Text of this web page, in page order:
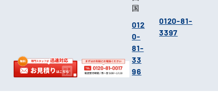
国
012
0-
81-
33
96
0120-81-
3397